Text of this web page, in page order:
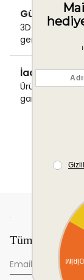
Güvenli
3D Secure ile
gerçekleştirin.
İade &
Ürünlerinizde
garantisi.
Tüm